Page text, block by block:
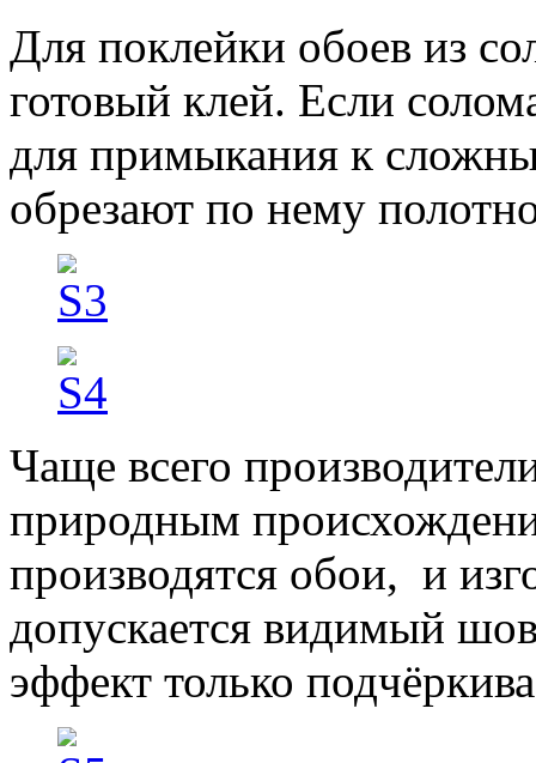
Для поклейки обоев из
готовый клей. Если
для примыкания к
обрезают по нему
Чаще всего
природным
производятся обои, и
допускается видимый
эффект только